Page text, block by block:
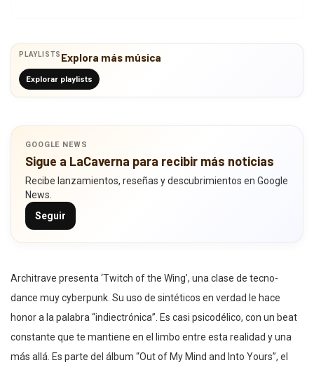
PLAYLISTS Explora más música
Explorar playlists
GOOGLE NEWS
Sigue a LaCaverna para recibir más noticias
Recibe lanzamientos, reseñas y descubrimientos en Google
News.
Seguir
Architrave presenta ‘Twitch of the Wing’, una clase de tecno-
dance muy cyberpunk. Su uso de sintéticos en verdad le hace
honor a la palabra “indiectrónica”. Es casi psicodélico, con un beat
constante que te mantiene en el limbo entre esta realidad y una
más allá. Es parte del álbum “Out of My Mind and Into Yours”, el